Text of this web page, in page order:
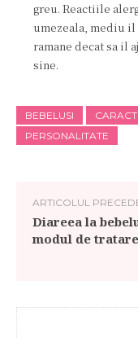
greu. Reactiile
umezeala, mediu
ramane decat sa il
sine.
BEBELUSI
PERSONALITATE
ARTICOLUL
Diareea la
modul de tratare